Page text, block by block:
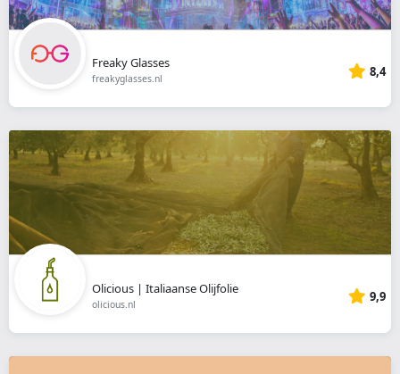
Freaky Glasses
freakyglasses.nl 8,4
Olicious | Italiaanse Olijfolie
olicious.nl 9,9